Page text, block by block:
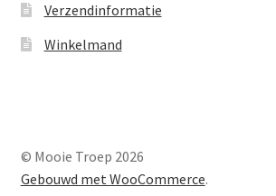
Verzendinformatie
Winkelmand
© Mooie Troep 2026
Gebouwd met WooCommerce.